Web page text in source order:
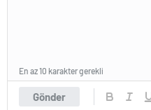
Gönder
En az 10 karakter gerekli